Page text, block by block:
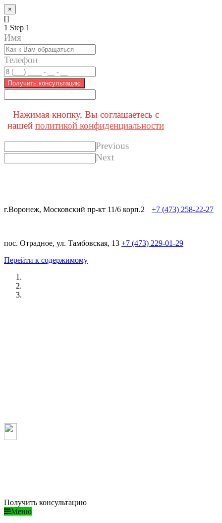
×
[]
1 Step 1
Имя
Телефон
Получить консультацию
Нажимая кнопку, Вы соглашаетесь с
нашей политикой конфиденциальности
Previous
Next
г.Воронеж, Московский пр-кт 11/6 корп.2 +7 (473) 258-22-27
пос. Отрадное, ул. Тамбовская, 13 +7 (473) 229-01-29
Перейти к содержимому
Получить консультацию
Меню